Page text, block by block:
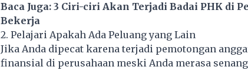
Baca Juga: 3 Ciri-ciri Akan Terjadi Badai PHK di
Bekerja
2. Pelajari Apakah Ada Peluang yang Lain
Jika Anda dipecat karena terjadi pemotongan
finansial di perusahaan meski Anda merasa